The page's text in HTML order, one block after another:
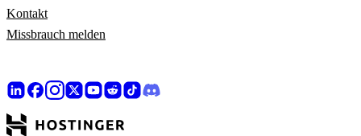
Kontakt
Missbrauch melden